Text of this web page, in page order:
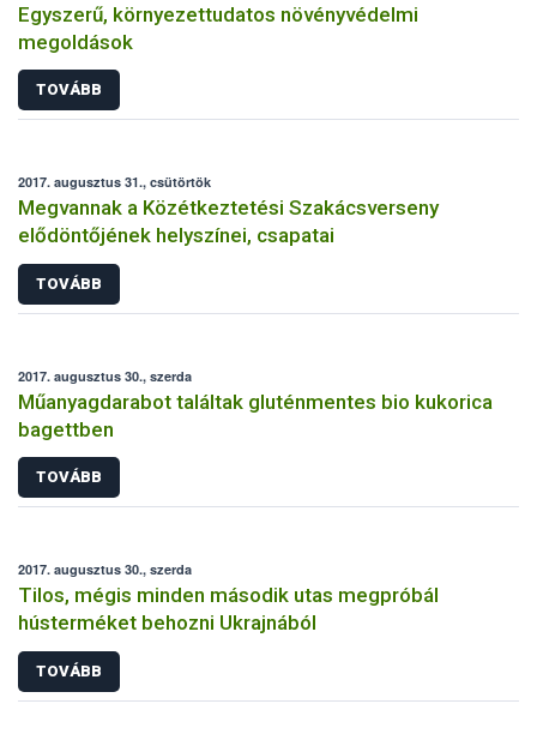
Egyszerű, környezettudatos növényvédelmi
megoldások
TOVÁBB
2017. augusztus 31., csütörtök
Megvannak a Közétkeztetési Szakácsverseny
elődöntőjének helyszínei, csapatai
TOVÁBB
2017. augusztus 30., szerda
Műanyagdarabot találtak gluténmentes bio kukorica
bagettben
TOVÁBB
2017. augusztus 30., szerda
Tilos, mégis minden második utas megpróbál
hústerméket behozni Ukrajnából
TOVÁBB